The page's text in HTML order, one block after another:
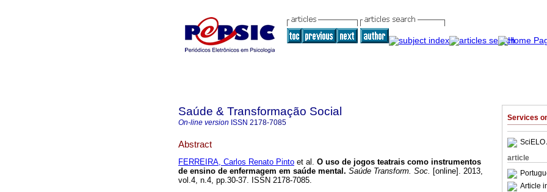
Services
SciELO
article
Article
Saúde & Transformação Social
On-line version ISSN 2178-7085
Abstract
FERREIRA, Carlos Renato Pinto et al. O uso de jogos teatrais como instrumentos
de ensino de enfermagem em saúde mental . Saúde Transform. Soc. [online]. 2013,
vol.4, n.4, pp.30-37. ISSN 2178-7085.